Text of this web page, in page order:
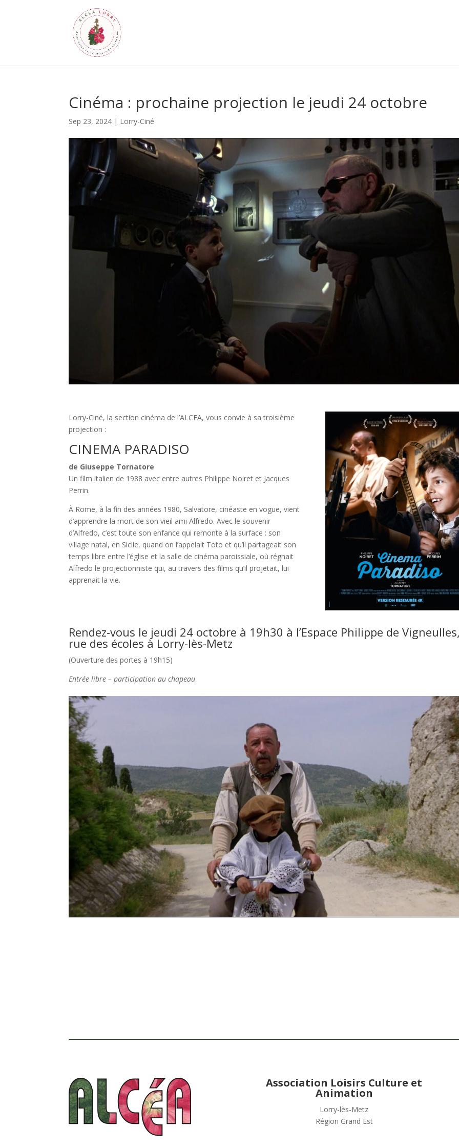
Cinéma : prochaine projection le jeudi 24 octobre
Sep 23, 2024 | Lorry-Ciné
Lorry-Ciné, la section cinéma de l’ALCEA, vous convie à sa troisième
projection :
CINEMA PARADISO
de Giuseppe Tornatore
Un film italien de 1988 avec entre autres Philippe Noiret et Jacques
Perrin.
À Rome, à la fin des années 1980, Salvatore, cinéaste en vogue, vient
d’apprendre la mort de son vieil ami Alfredo. Avec le souvenir
d’Alfredo, c’est toute son enfance qui remonte à la surface : son
village natal, en Sicile, quand on l’appelait Toto et qu’il partageait son
temps libre entre l’église et la salle de cinéma paroissiale, où régnait
Alfredo le projectionniste qui, au travers des films qu’il projetait, lui
apprenait la vie.
Rendez-vous le jeudi 24 octobre à 19h30 à l’Espace Philippe de
rue des écoles à Lorry-lès-Metz
(Ouverture des portes à 19h15)
Entrée libre – participation au chapeau
Association Loisirs Culture et
Animation
Lorry-lès-Metz
Région Grand Est